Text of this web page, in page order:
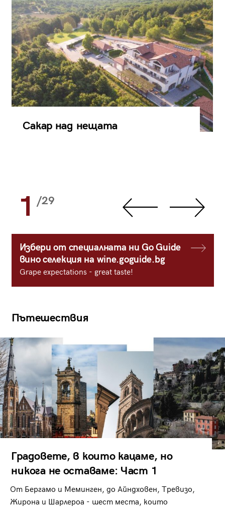
Сакар над нещата
1 /29
Избери от специалната ни Go Guide
вино селекция на wine.goguide.bg
Grape expectations - great taste!
Пътешествия
Градовете, в които кацаме, но
никога не оставаме: Част 1
От Бергамо и Меминген, до Айндховен, Тревизо,
Жирона и Шарлероа - шест места, които